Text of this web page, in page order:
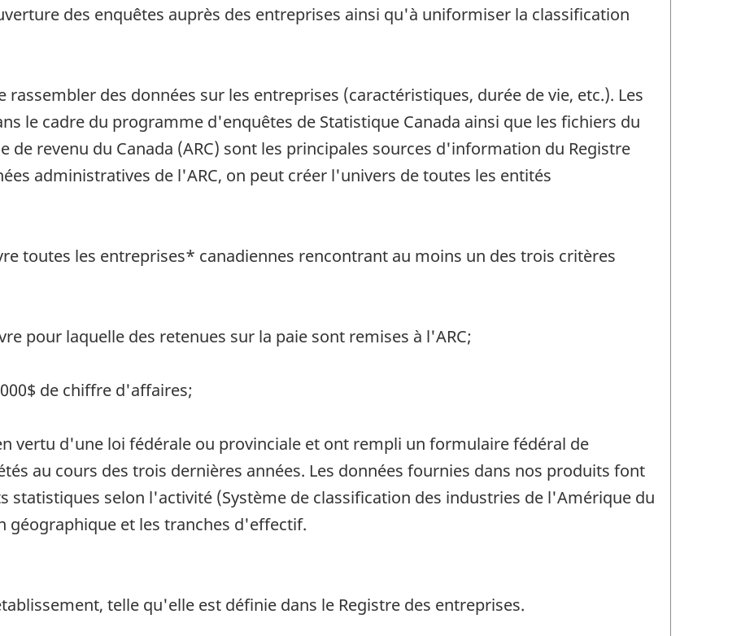
des enquêtes auprès des entreprises ainsi qu'à uniformiser la classification
des données sur les entreprises (caractéristiques, durée de vie, etc.). Les
le cadre du programme d'enquêtes de Statistique Canada ainsi que les fichiers du
revenu du Canada (ARC) sont les principales sources d'information du Registre
administratives de l'ARC, on peut créer l'univers de toutes les entités
toutes les entreprises* canadiennes rencontrant au moins un des trois critères
pour laquelle des retenues sur la paie sont remises à l'ARC;
de chiffre d'affaires;
vertu d'une loi fédérale ou provinciale et ont rempli un formulaire fédéral de
au cours des trois dernières années. Les données fournies dans nos produits font
statistiques selon l'activité (Système de classification des industries de l'Amérique du
géographique et les tranches d'effectif.
telle qu'elle est définie dans le Registre des entreprises.